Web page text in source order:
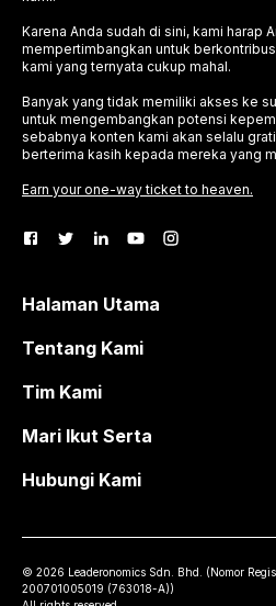
Karena Anda sudah di sini, kami harap
mempertimbangkan untuk
kami yang ternyata cukup mahal.
Banyak yang tidak memiliki akses ke
untuk mengembangkan potensi
sebabnya konten kami akan selalu
berterima kasih kepada mereka yang
Earn your one-way ticket to heaven.
Halaman Utama
Tentang Kami
Tim Kami
Mari Ikut Serta
Hubungi Kami
© 2026 Leaderonomics Sdn. Bhd. (Nomor
200701005019 (763018-A))